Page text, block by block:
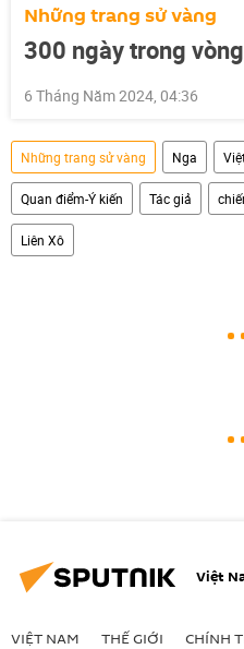
Những trang sử vàng
300 ngày trong
6 Tháng Năm 2024, 04:36
Những trang sử vàng Nga
Quan điểm-Ý kiến Tác giả
Liên Xô
Việt
VIỆT NAM THẾ GIỚI CHÍNH